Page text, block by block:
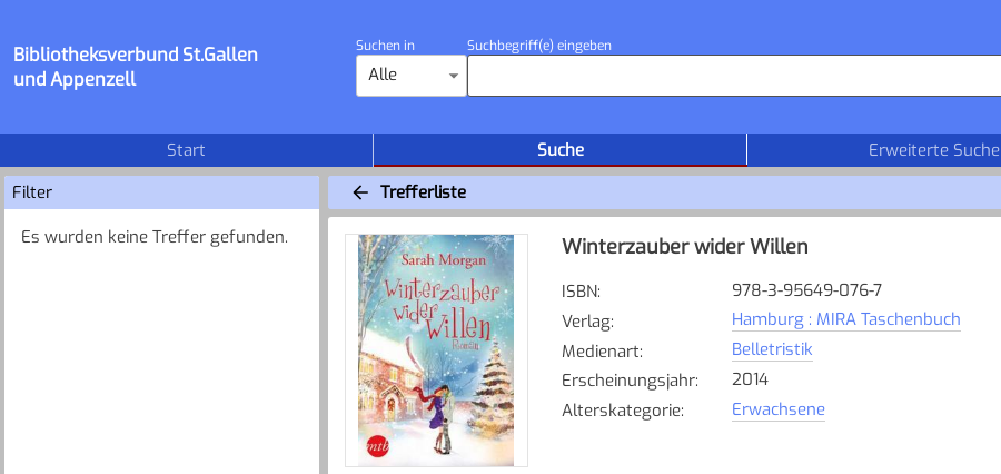
Bibliotheksverbund St.Gallen
und Appenzell
Suchen in
Alle
Suchbegriff(e) eingeben
Start Suche Erweiterte Suche
Filter
Es wurden keine Treffer gefunden.
Trefferliste
Winterzauber wider Willen
ISBN:
978-3-95649-076-7
Verlag:
Hamburg : MIRA Taschenbuch
Medienart:
Belletristik
Erscheinungsjahr:
2014
Alterskategorie: Erwachsene